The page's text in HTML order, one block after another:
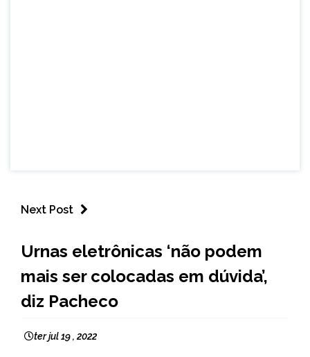
Next Post
NOTÍCIAS
Urnas eletrônicas ‘não podem
mais ser colocadas em dúvida’,
diz Pacheco
ter jul 19 , 2022